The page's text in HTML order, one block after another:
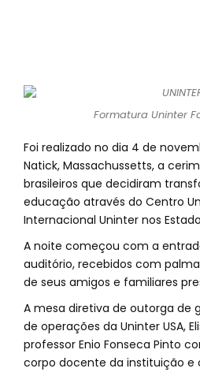
Formatura Uninter
Foi realizado no dia 4 de
Natick, Massachussetts, a
brasileiros que decidiram
educação através do Centro
Internacional Uninter nos
A noite começou com a
auditório, recebidos com
de seus amigos e familiares
A mesa diretiva de outorga de
de operações da Uninter USA,
professor Enio Fonseca Pinto
corpo docente da instituição e